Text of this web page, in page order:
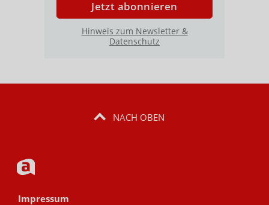
Jetzt abonnieren
Hinweis zum Newsletter &
Datenschutz
NACH OBEN
Impressum